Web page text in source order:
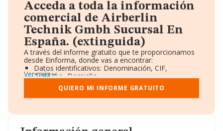
Acceda a toda la información
comercial de Airberlin
Technik Gmbh Sucursal En
España. (extinguida)
A través del informe gratuito que te proporcionamos
desde Einforma, donde vas a encontrar:
Datos identificativos: Denominación, CIF,
Teléfono, Domicilio.
Informe Mercantil Completo (BORME).
Gráficos de Evolución Ventas y Empleados.
Consejo de Administración y Administradores.
Accionistas.
Ver más
QUIERO MI INFORME GRATUITO